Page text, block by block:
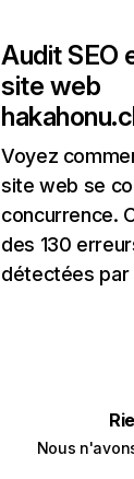
Audit SEO
site web
Voyez
site web se
concurrence.
des 130
détectées par
Nous